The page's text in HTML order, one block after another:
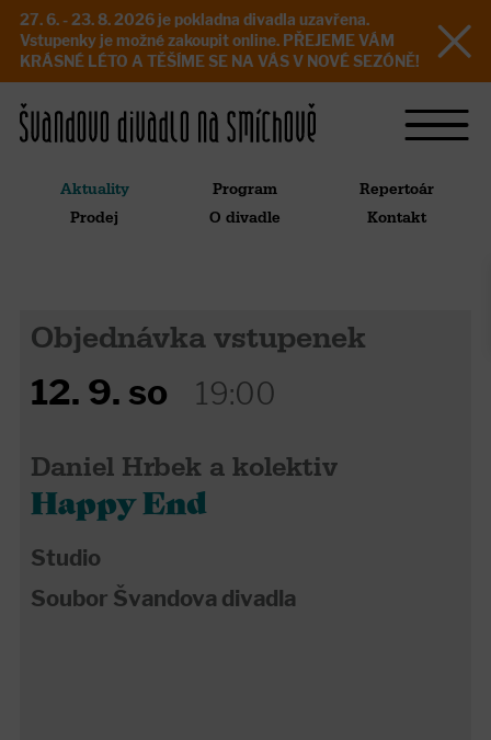
27. 6. - 23. 8. 2026 je pokladna divadla uzavřena.
Vstupenky je možné zakoupit online. PŘEJEME VÁM
KRÁSNÉ LÉTO A TĚŠÍME SE NA VÁS V NOVÉ SEZÓNĚ!
Aktuality Program
Repertoár
Prodej
O divadle Kontakt
Objednávka vstupenek
12. 9. so 19:00
Daniel Hrbek a kolektiv
Happy End
Studio
Soubor Švandova divadla